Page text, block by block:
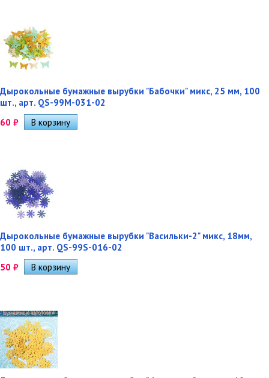
Дырокольные бумажные вырубки "Бабочки" микс, 25 мм, 100
шт., арт. QS-99M-031-02
60 ₽
Дырокольные бумажные вырубки "Васильки-2" микс, 18мм,
100 шт., арт. QS-99S-016-02
50 ₽